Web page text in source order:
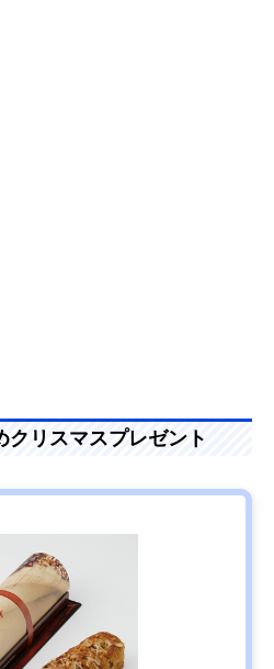
クリスマスプレゼント